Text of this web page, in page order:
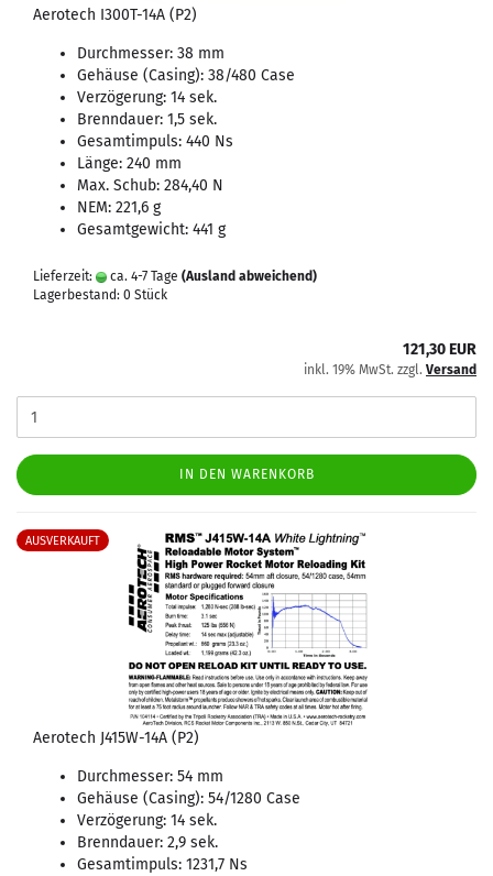
Aerotech I300T-14A (P2)
Durchmesser: 38 mm
Gehäuse (Casing): 38/480 Case
Verzögerung: 14 sek.
Brenndauer: 1,5 sek.
Gesamtimpuls: 440 Ns
Länge: 240 mm
Max. Schub: 284,40 N
NEM: 221,6 g
Gesamtgewicht: 441 g
Lieferzeit: ca. 4-7 Tage (Ausland abweichend)
Lagerbestand: 0 Stück
121,30 EUR
inkl. 19% MwSt. zzgl. Versand
IN DEN WARENKORB
AUSVERKAUFT
Aerotech J415W-14A (P2)
Durchmesser: 54 mm
Gehäuse (Casing): 54/1280 Case
Verzögerung: 14 sek.
Brenndauer: 2,9 sek.
Gesamtimpuls: 1231,7 Ns